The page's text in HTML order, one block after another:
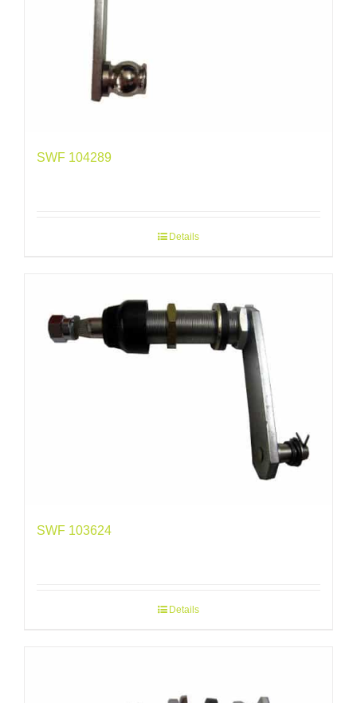
SWF 104289
Details
SWF 103624
Details